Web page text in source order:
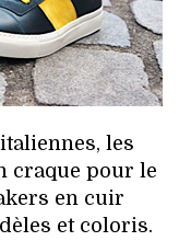
les
craque pour le
en cuir
et coloris.